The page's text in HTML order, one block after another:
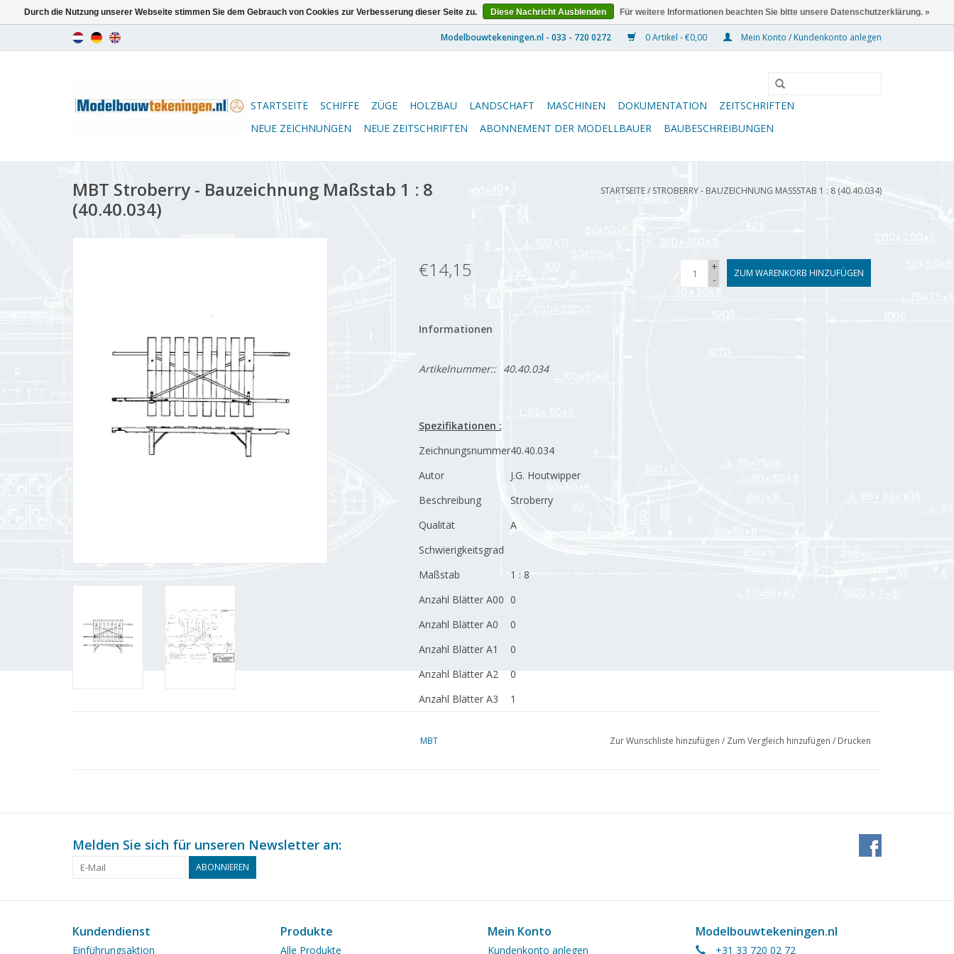
0 Artikel - €0,00 Mein Konto / Kundenkonto anlegen
STARTSEITE SCHIFFE ZÜGE HOLZBAU LANDSCHAFT MASCHINEN DOKUMENTATION
ZEITSCHRIFTEN
NEUE ZEICHNUNGEN
NEUE ZEITSCHRIFTEN ABONNEMENT DER MODELLBAUER BAUBESCHREIBUNGEN
MBT Stroberry - Bauzeichnung Maßstab 1 : 8
(40.40.034)
STARTSEITE/ STROBERRY - BAUZEICHNUNG MASSSTAB 1 : 8 (40.40.034)
€14,15
+
-
ZUM WARENKORB HINZUFÜGEN
Informationen
Artikelnummer:: 40.40.034
Spezifikationen :
Zeichnungsnummer40.40.034
Autor
J.G. Houtwipper
Beschreibung
Stroberry
Qualität
A
Schwierigkeitsgrad
Maßstab
1 : 8
Anzahl Blätter A00 0
Anzahl Blätter A0
0
Anzahl Blätter A1
0
Anzahl Blätter A2
0
Anzahl Blätter A3
1
Gesamtzahl der
MBT Zur Wunschliste hinzufügen / Zum Vergleich hinzufügen / Drucken
Melden Sie sich für unseren Newsletter an:
ABONNIEREN
Kundendienst
Einführungsaktion
Produkte
Alle Produkte
Mein Konto
Kundenkonto anlegen
Modelbouwtekeningen.nl
+31 33 720 02 72
Durch die Nutzung unserer Webseite stimmen Sie dem Gebrauch von Cookies zur Verbesserung dieser Seite zu. Diese Nachricht Ausblenden Für weitere Informationen beachten Sie bitte unsere Datenschutzerklärung. »